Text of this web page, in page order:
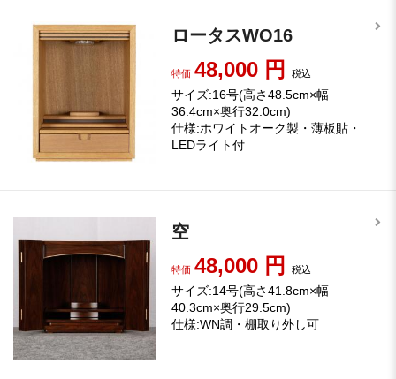
ロータスWO16
特価 48,000 円税込
サイズ:16号(高さ48.5cm×幅
36.4cm×奥行32.0cm)
仕様:ホワイトオーク製・薄板貼・
LEDライト付
空
特価 48,000 円税込
サイズ:14号(高さ41.8cm×幅
40.3cm×奥行29.5cm)
仕様:WN調・棚取り外し可